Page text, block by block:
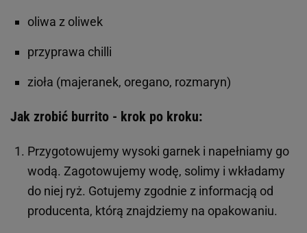
oliwa z oliwek
przyprawa chilli
zioła (majeranek, oregano, rozmaryn)
Jak zrobić burrito - krok po kroku:
Przygotowujemy wysoki garnek i napełniamy go
wodą. Zagotowujemy wodę, solimy i wkładamy
do niej ryż. Gotujemy zgodnie z informacją od
producenta, którą znajdziemy na opakowaniu.